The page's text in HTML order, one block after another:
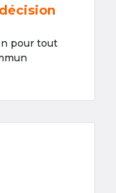
pour tout